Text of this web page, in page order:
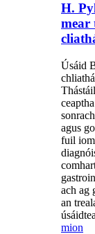
H.
mear
Úsáid
agus
fuil
ach ag
an
mion